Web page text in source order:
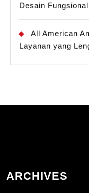
Desain
All American
Layanan yang
ARCHIVES